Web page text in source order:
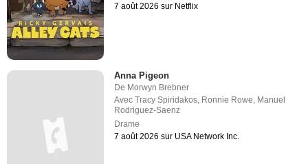
7 août 2026 sur Netflix
Anna Pigeon
De Morwyn Brebner
AvecTracy Spiridakos, Ronnie Rowe, Manuel
Rodriguez-Saenz
Drame
7 août 2026 sur USA Network Inc.